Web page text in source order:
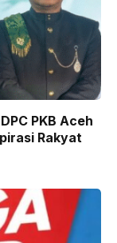
PKB Aceh
Rakyat